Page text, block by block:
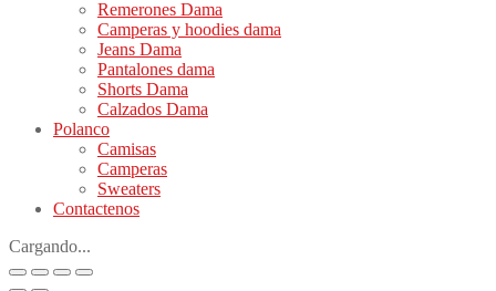
Remerones Dama
Camperas y hoodies dama
Jeans Dama
Pantalones dama
Shorts Dama
Calzados Dama
Polanco
Camisas
Camperas
Sweaters
Contactenos
Cargando...